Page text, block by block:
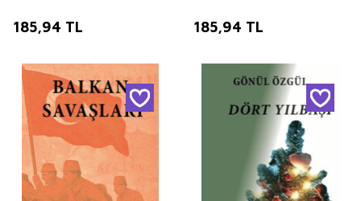
185,94 TL 185,94 TL